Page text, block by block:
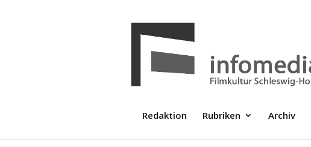
Redaktion Rubriken Archiv